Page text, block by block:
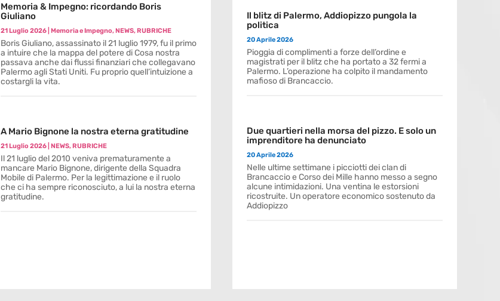
Memoria & Impegno: ricordando Boris
Giuliano
21 Luglio 2026| Memoria e Impegno,NEWS,RUBRICHE
Boris Giuliano, assassinato il 21 luglio 1979, fu il primo
a intuire che la mappa del potere di Cosa nostra
passava anche dai flussi finanziari che collegavano
Palermo agli Stati Uniti. Fu proprio quell’intuizione a
costargli la vita.
A Mario Bignone la nostra eterna gratitudine
21 Luglio 2026| NEWS,RUBRICHE
Il 21 luglio del 2010 veniva prematuramente a
mancare Mario Bignone, dirigente della Squadra
Mobile di Palermo. Per la legittimazione e il ruolo
che ci ha sempre riconosciuto, a lui la nostra eterna
gratitudine.
Il blitz di Palermo, Addiopizzo pungola la
politica
20 Aprile 2026
Pioggia di complimenti a forze dell’ordine e
magistrati per il blitz che ha portato a 32 fermi a
Palermo. L’operazione ha colpito il mandamento
mafioso di Brancaccio.
Due quartieri nella morsa del pizzo. E solo un
imprenditore ha denunciato
20 Aprile 2026
Nelle ultime settimane i picciotti dei clan di
Brancaccio e Corso dei Mille hanno messo a segno
alcune intimidazioni. Una ventina le estorsioni
ricostruite. Un operatore economico sostenuto da
Addiopizzo